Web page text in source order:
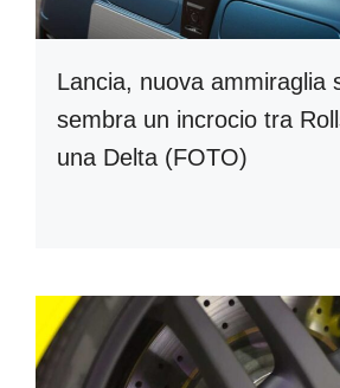
Lancia, nuova ammiraglia
sembra un incrocio tra
una Delta (FOTO)